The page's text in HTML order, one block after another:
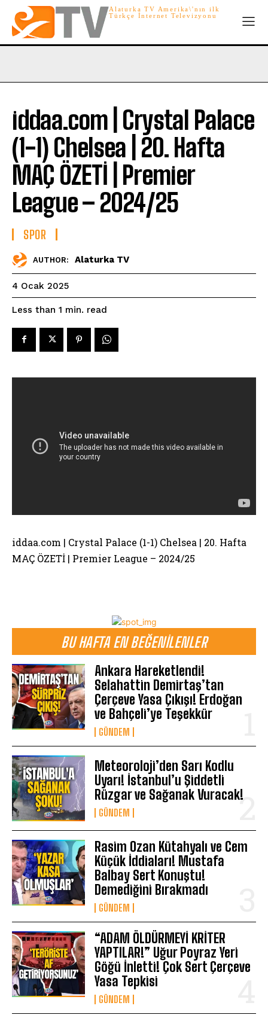
Alaturka TV Amerika\'nın ilk
Türkçe İnternet Televizyonu
BU HAFTA EN BEĞENILENLER
Ankara Hareketlendi!
Selahattin Demirtaş’tan
Çerçeve Yasa Çıkışı! Erdoğan
ve Bahçeli’ye Teşekkür
GÜNDEM
Meteoroloji’den Sarı Kodlu
Uyarı! İstanbul’u Şiddetli
Rüzgar ve Sağanak Vuracak!
GÜNDEM
Rasim Ozan Kütahyalı ve Cem
Küçük İddiaları! Mustafa
Balbay Sert Konuştu!
Demediğini Bırakmadı
GÜNDEM
“ADAM ÖLDÜRMEYİ KRİTER
YAPTILAR!” Uğur Poyraz Yeri
Göğü İnletti! Çok Sert Çerçeve
Yasa Tepkisi
GÜNDEM
iddaa.com | Crystal Palace
(1-1) Chelsea | 20. Hafta
MAÇ ÖZETİ | Premier
League – 2024/25
SPOR
AUTHOR: Alaturka TV
4 Ocak 2025
Less than 1 min. read
iddaa.com | Crystal Palace (1-1) Chelsea | 20. Hafta
MAÇ ÖZETİ | Premier League – 2024/25